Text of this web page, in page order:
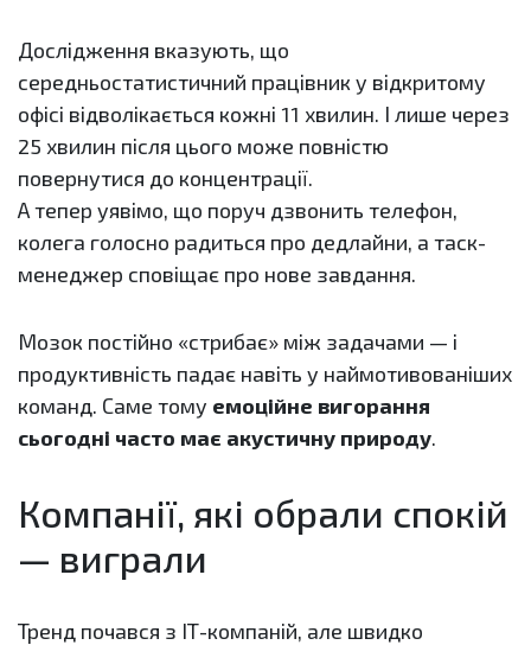
Дослідження вказують, що
середньостатистичний працівник у відкритому
офісі відволікається кожні 11 хвилин. І лише через
25 хвилин після цього може повністю
повернутися до концентрації.
А тепер уявімо, що поруч дзвонить телефон,
колега голосно радиться про дедлайни, а таск-
менеджер сповіщає про нове завдання.
Мозок постійно «стрибає» між задачами — і
продуктивність падає навіть у наймотивованіших
команд. Саме тому емоційне вигорання
сьогодні часто має акустичну природу.
Компанії, які обрали спокій
— виграли
Тренд почався з ІТ-компаній, але швидко